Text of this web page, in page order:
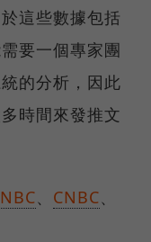
這些數據包括
要一個專家團
的分析，因此
時間來發推文
、 CNBC、